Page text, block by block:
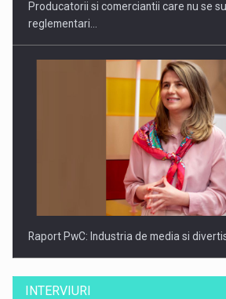
Producatorii si comerciantii care nu se
reglementari…
Raport PwC: Industria de media si
INTERVIURI